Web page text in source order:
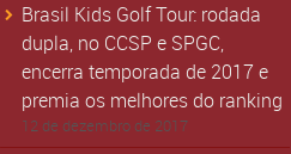
Brasil Kids Golf Tour: rodada
dupla, no CCSP e SPGC,
encerra temporada de 2017 e
premia os melhores do ranking
12 de dezembro de 2017